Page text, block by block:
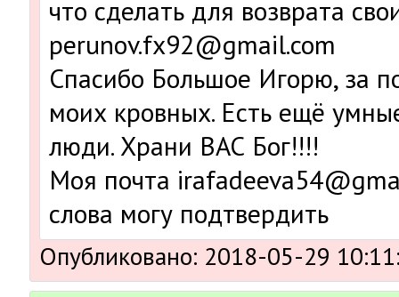
что сделать для возврата
perunov.fx92@gmail.com
Спасибо Большое Игорю, за
моих кровных. Есть ещё
люди. Храни ВАС Бог!!!!
Моя почта
слова могу подтвердить
Опубликовано: 2018-05-29